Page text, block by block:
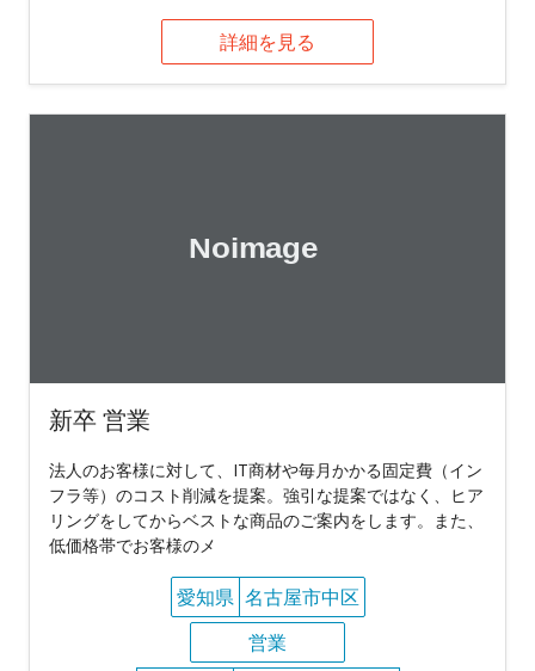
詳細を見る
新卒 営業
法人のお客様に対して、IT商材や毎月かかる固定費（イン
フラ等）のコスト削減を提案。強引な提案ではなく、ヒア
リングをしてからベストな商品のご案内をします。また、
低価格帯でお客様のメ
愛知県 名古屋市中区
営業